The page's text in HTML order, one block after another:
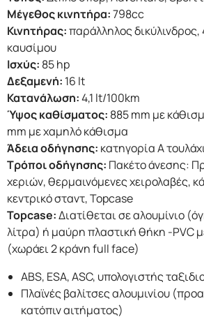
Μέγεθος κινητήρα:798cc
Κινητήρας:παράλληλος
καυσίμου
Ισχύς: 85 hp
Δεξαμενή: 16 lt
Κατανάλωση:4,1 lt/100km
Ύψος καθίσματος: 885 mm με
mm με χαμηλό κάθισμα
Άδεια οδήγησης: κατηγορία Α
Τρόποι οδήγησης: Πακέτο άνεσης:
χεριών, θερμαινόμενες χειρολαβές,
κεντρικό σταντ, Topcase
Topcase:Διατίθεται σε αλουμίνιο
λίτρα) ή μαύρη πλαστική θήκη -PVC
(χωράει 2 κράνη full face)
ABS, ESA, ASC, υπολογιστής
Πλαϊνές βαλίτσες αλουμινίου
κατόπιν αιτήματος)